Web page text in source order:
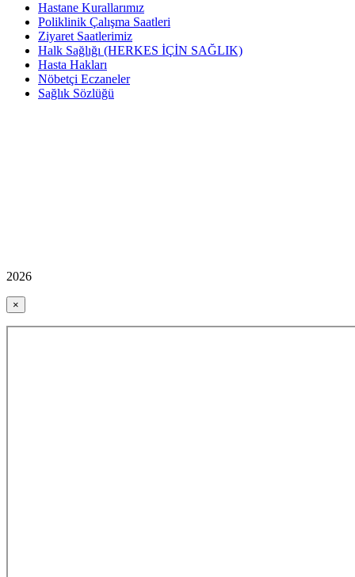
Hastane Kurallarımız
Poliklinik Çalışma Saatleri
Ziyaret Saatlerimiz
Halk Sağlığı (HERKES İÇİN SAĞLIK)
Hasta Hakları
Nöbetçi Eczaneler
Sağlık Sözlüğü
2026
×